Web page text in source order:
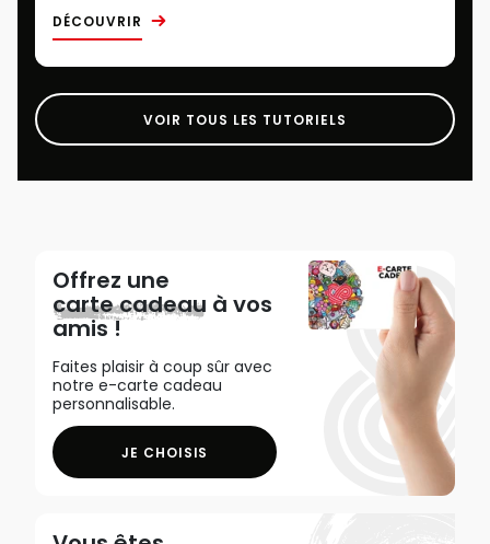
DÉCOUVRIR
VOIR TOUS LES TUTORIELS
Offrez une
carte cadeau à vos
amis !
Faites plaisir à coup sûr avec
notre e-carte cadeau
personnalisable.
JE CHOISIS